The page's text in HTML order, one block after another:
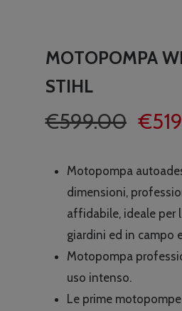
MOTOPOMPA
STIHL
€599.00 Il
era:
€
Motopompa
dimensioni,
affidabile, ideale per
giardini ed in campo
Motopompa
uso intenso.
Le prime